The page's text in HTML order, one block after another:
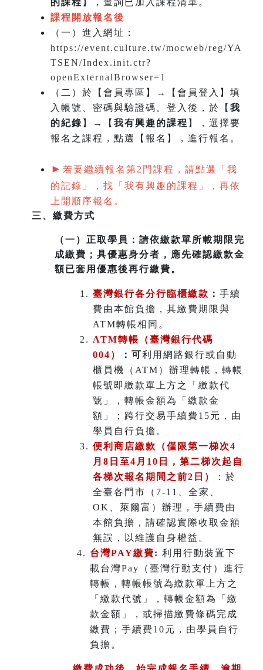
的課程 】，查詢已加入課程清單。
課程開放報名後
（一） 進入網址：
https://event.culture.tw/mocweb/reg/YA
TSEN/Index.init.ctr?
openExternalBrowser=1
（二）於【會員專區】→【會員登入】填
入帳號、密碼與驗證碼。登入後，於【 我
的紀錄 】→【 我有興趣的課程 】，選擇要
報名之課程，點選【報名】，進行報名。
► 若要繼續報名第2門課程，請點選「我
的記錄」，找「我有興趣的課程」，再依
上開順序報名。
三、繳費方式
（一） 正取學員：請依繳款單所載期限完
成繳費；具優惠身分者，應先確認繳款金
額已套用優惠後再行繳費。
臺灣銀行各分行臨櫃繳款 ： 手續
費由本館負擔，其繳費期限與
ATM轉帳相同。
ATM轉帳（臺灣銀行代碼
004）
：可利用網路銀行或自動
櫃員機（ATM）辦理轉帳，轉帳
帳號即繳款單上方之「繳款代
號」，轉帳金額為「繳款金
額」；跨行交易手續費15元，由
學員自行負擔。
便利商店繳款（僅限第一梯次4
月8日至4月10日，第二梯次起自
各梯次報名期間之前2日）
： 於
全臺各門市（7-11、全家、
OK、萊爾富）辦理 ， 手續費由
本館負擔，請確認實際收取金額
無誤，以維護自身權益。
台灣PAY繳費: 利用行動裝置下
載台灣Pay（臺灣行動支付）進行
轉帳，轉帳帳號為繳款單上方之
「繳款代號」，轉帳金額為「繳
款金額」，或掃描繳費條碼完成
繳費；手續費10元，由學員自行
負擔。